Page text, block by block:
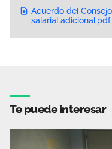
Acuerdo del
salarial adicional.pdf
Te puede interesar